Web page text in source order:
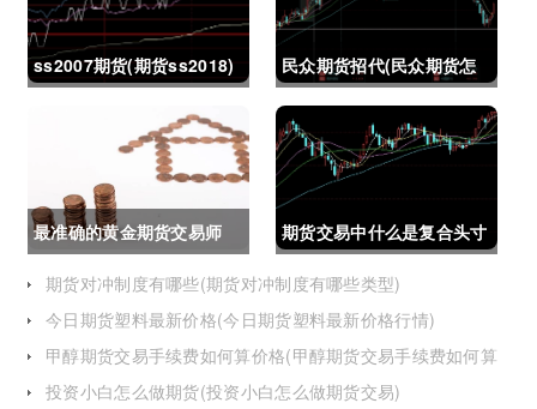
ss2007期货(期货ss2018)
民众期货招代(民众期货怎
么了)
最准确的黄金期货交易师
(最准确的黄金期货交易师
是谁)
期货交易中什么是复合头寸
(期货交易中什么是复合头
寸交易)
期货对冲制度有哪些(期货对冲制度有哪些类型)
今日期货塑料最新价格(今日期货塑料最新价格行情)
甲醇期货交易手续费如何算价格(甲醇期货交易手续费如何算
价格的)
投资小白怎么做期货(投资小白怎么做期货交易)